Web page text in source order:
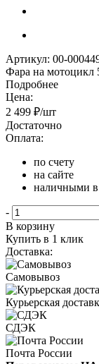
Артикул: 00-
Фара на мотоцикл
Подробнее
Цена:
2 499 ₽/шт
Достаточно
Оплата:
по счету
на сайте
наличными в
-
В корзину
Купить в 1 клик
Доставка:
Самовывоз
Курьерская
СДЭК
Почта России